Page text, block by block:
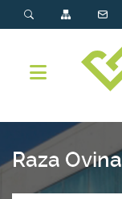
Raza